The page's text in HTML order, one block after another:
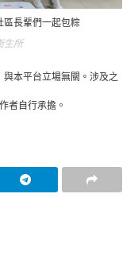
區長輩們一起包粽
生所
本平台立場無關。涉及之
者自行承擔。